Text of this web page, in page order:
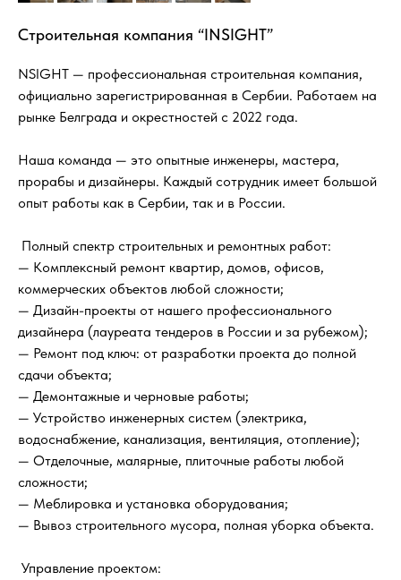
Строительная компания “INSIGHT”
NSIGHT — профессиональная строительная компания,
официально зарегистрированная в Сербии. Работаем на
рынке Белграда и окрестностей с 2022 года.
Наша команда — это опытные инженеры, мастера,
прорабы и дизайнеры. Каждый сотрудник имеет большой
опыт работы как в Сербии, так и в России.
Полный спектр строительных и ремонтных работ:
— Комплексный ремонт квартир, домов, офисов,
коммерческих объектов любой сложности;
— Дизайн-проекты от нашего профессионального
дизайнера (лауреата тендеров в России и за рубежом);
— Ремонт под ключ: от разработки проекта до полной
сдачи объекта;
— Демонтажные и черновые работы;
— Устройство инженерных систем (электрика,
водоснабжение, канализация, вентиляция, отопление);
— Отделочные, малярные, плиточные работы любой
сложности;
— Меблировка и установка оборудования;
— Вывоз строительного мусора, полная уборка объекта.
Управление проектом: